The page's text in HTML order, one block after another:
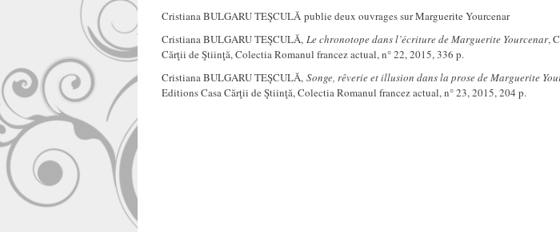
Cristiana BULGARU TEŞCULĂ publie deux ouvrages sur Marguerite Yourcenar
Cristiana BULGARU TEŞCULĂ, Le chronotope dans l’écriture de Marguerite Yourcenar,
Cărţii de Ştiinţă, Colectia Romanul francez actual, n° 22, 2015, 336 p.
Cristiana BULGARU TEŞCULĂ, Songe, rêverie et illusion dans la prose de Marguerite
Editions Casa Cărţii de Ştiinţă, Colectia Romanul francez actual, n° 23, 2015, 204 p.